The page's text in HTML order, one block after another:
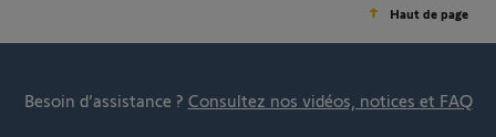
Haut de page
Besoin d’assistance ? Consultez nos vidéos, notices et FAQ